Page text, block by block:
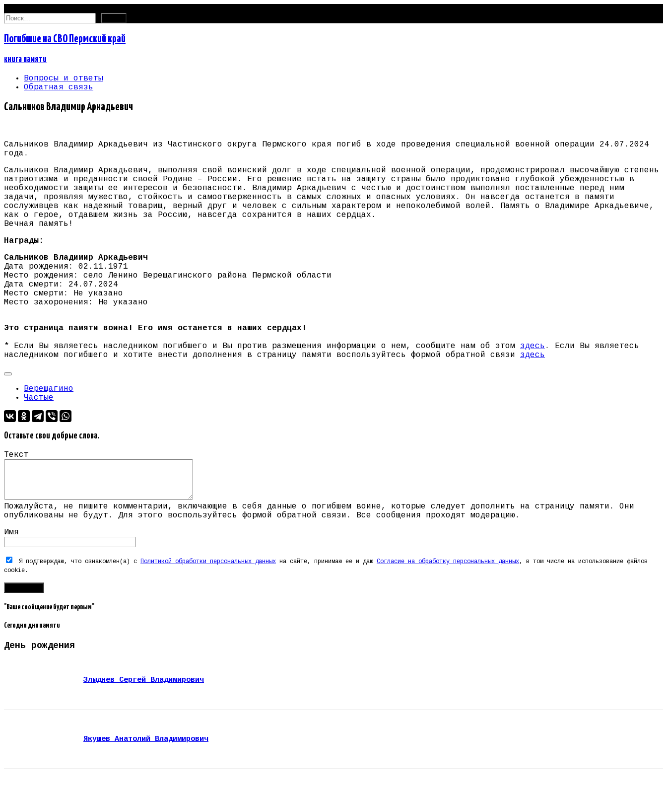
Найти:
Погибшие на СВО Пермский край
книга памяти
Вопросы и ответы
Обратная связь
Сальников Владимир Аркадьевич
Сальников Владимир Аркадьевич из Частинского округа Пермского края погиб в ходе проведения специальной военной операции 24.07.2024
года.
Сальников Владимир Аркадьевич, выполняя свой воинский долг в ходе специальной военной операции, продемонстрировал высочайшую степень
патриотизма и преданности своей Родине – России. Его решение встать на защиту страны было продиктовано глубокой убежденностью в
необходимости защиты ее интересов и безопасности. Владимир Аркадьевич с честью и достоинством выполнял поставленные перед ним
задачи, проявляя мужество, стойкость и самоотверженность в самых сложных и опасных условиях. Он навсегда останется в памяти
сослуживцев как надежный товарищ, верный друг и человек с сильным характером и непоколебимой волей. Память о Владимире Аркадьевиче,
как о герое, отдавшем жизнь за Россию, навсегда сохранится в наших сердцах.
Вечная память!
Награды:
Сальников Владимир Аркадьевич
Дата рождения: 02.11.1971
Место рождения: село Ленино Верещагинского района Пермской области
Дата смерти: 24.07.2024
Место смерти: Не указано
Место захоронения: Не указано
Это страница памяти воина! Его имя останется в наших сердцах!
* Если Вы являетесь наследником погибшего и Вы против размещения информации о нем, сообщите нам об этом здесь . Если Вы являетесь
наследником погибшего и хотите внести дополнения в страницу памяти воспользуйтесь формой обратной связи здесь
Верещагино
Частые
Оставьте свои добрые слова.
Текст
Пожалуйста, не пишите комментарии, включающие в себя данные о погибшем воине, которые следует дополнить на страницу памяти. Они
опубликованы не будут. Для этого воспользуйтесь формой обратной связи. Все сообщения проходят модерацию.
Имя
Я подтверждаю, что ознакомлен(а) с Политикой обработки персональных данных на сайте, принимаю ее и даю Согласие на обработку персональных данных, в том числе на использование файлов
cookie.
"Ваше сообщение будет первым"
Сегодня дни памяти
День рождения
Злыднев Сергей Владимирович
Якушев Анатолий Владимирович